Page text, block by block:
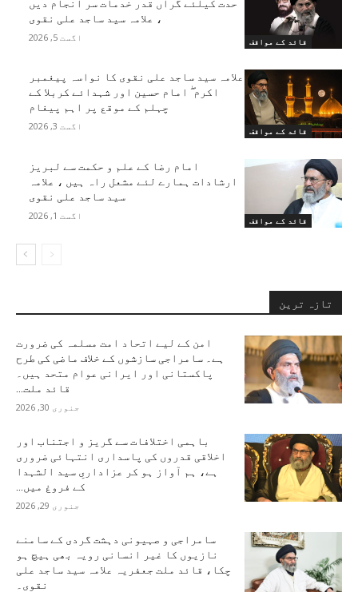
قائد کے مواقف
حدت کیلئے گراں قدر خدمات سر انجام دیں
، علامہ سید ساجد علی نقوی
اگست 5, 2026
قائد کے مواقف
علامہ سید ساجد علی نقوی کا نواسہ پیغمبر
اکرم ۖ امام حسین اور شہدائے کربلا کے
چہلم کے موقع پر اہم پیغام
اگست 3, 2026
قائد کے مواقف
امام رضا کے علم و حکمت سے لبریز
ارشادات ہمارے لئے مشعل راہ ہیں ، علامہ
سید ساجد علی نقوی
اگست 1, 2026
تازہ ترین
امن کے لیے اتحاد امت مسلمہ کی ضرورت
ہے۔ سامراجی سازشوں کے خلاف ماضی کی طرح
پاکستانی اور ایرانی عوام متحد ہیں۔
قائد ملت...
جنوری 30, 2026
باہمی اختلافات سے گریز و اجتناب اور
اخلاقی قدروں کی پاسداری انتہائی ضروری
ہے، ہم آواز ہو کر عزاداریِ سید الشہدا
کے فروغ میں...
جنوری 29, 2026
سامراجی و صہیونی دہشت گردی کے سامنے
نازیوں کا غیر انسانی رویہ بھی ہیچ ہو
چکا، قائد ملت جعفریہ علامہ سید ساجد علی
نقوی۔